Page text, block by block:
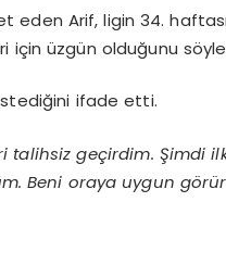
eden Arif, ligin 34.
için üzgün olduğunu
istediğini ifade etti.
talihsiz geçirdim. Şimdi
Beni oraya uygun